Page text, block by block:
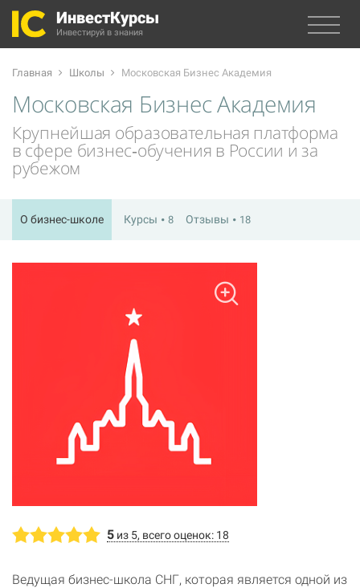
ИнвестКурсы
Инвестируй в знания
Главная Школы Московская Бизнес Академия
Московская Бизнес Академия
Крупнейшая образовательная платформа
в сфере бизнес‑обучения в России и за
рубежом
О бизнес-школе Курсы 8 Отзывы 18
5 из 5, всего оценок: 18
Ведущая бизнес-школа СНГ, которая является одной из